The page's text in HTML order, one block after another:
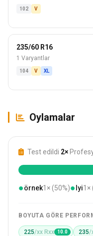
102 V
235/60 R16
1 Varyantlar
104 V XL
Oylamalar
Test edildi 2×
●örnek1× (50%)● Iyi1×
BOYUTA GÖRE
225/xx Rxx 10.0 235/